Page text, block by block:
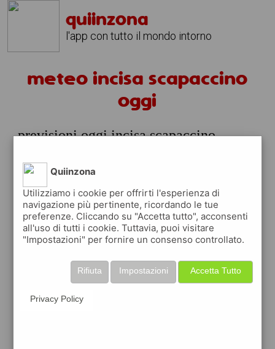
quiinzona
l'app con tutto il mondo intorno
meteo incisa scapaccino
oggi
previsioni oggi incisa scapaccino
prossime ore
06:00
cielo
sereno
23°
23° min 26° max
79 % 2.39 km/h
sereno
27°
27° min29° max
Quiinzona
Utilizziamo i cookie per offrirti l'esperienza di
navigazione più pertinente, ricordando le tue
preferenze. Cliccando su "Accetta tutto", acconsenti
all'uso di tutti i cookie. Tuttavia, puoi visitare
"Impostazioni" per fornire un consenso controllato.
Accetta Tutto
Impostazioni
Rifiuta
Privacy Policy